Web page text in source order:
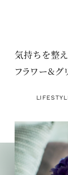
気持ちを整
フラワー&グ